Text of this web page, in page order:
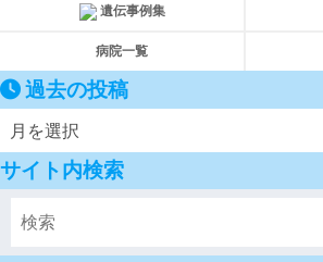
遺伝事例集
病院一覧
過去の投稿
サイト内検索